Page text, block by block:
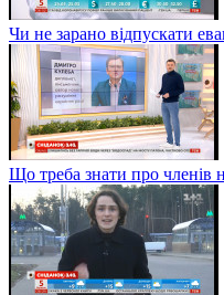
Чи не зарано відпускати
Що треба знати про членів